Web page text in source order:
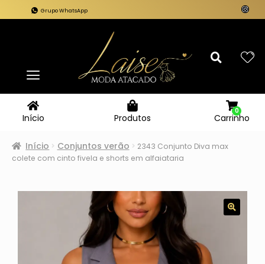
Grupo WhatsApp
Início Produtos Carrinho
0
Início Conjuntos verão
2343 Conjunto Diva max
colete com cinto fivela e shorts em alfaiataria